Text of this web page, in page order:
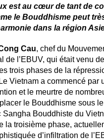
est au cœur de tant de
le Bouddhisme peut
dans la région
Cau, chef du
l’EBUV, qui était venu
trois phases de la
Vietnam a commencé par
et le meurtre de
le Bouddhisme sous
Bouddhiste du
la troisième phase,
d’infiltration de